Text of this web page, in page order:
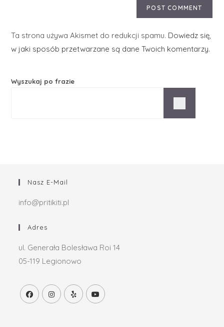
Ta strona używa Akismet do redukcji spamu. Dowiedz się,
w jaki sposób przetwarzane są dane Twoich komentarzy.
Wyszukaj po frazie
Nasz E-Mail
info@pritikiti.pl
Adres
ul. Generała Bolesława Roi 14
05-119 Legionowo